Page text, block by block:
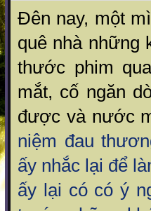
Đên nay, một
quê nhà những
thước phim
mắt, cố ngăn
được và nước
niệm đau
ấy nhắc lại để
ấy lại có có ý